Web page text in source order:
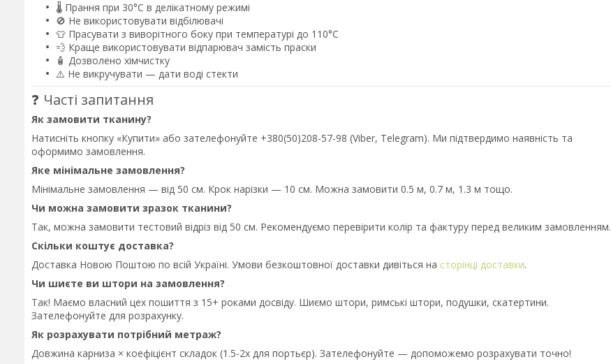
🌡️ Прання при 30°C в делікатному режимі
🚫 Не використовувати відбілювачі
👕 Прасувати з виворітного боку при температурі до 110°C
💨 Краще використовувати відпарювач замість праски
🧴 Дозволено хімчистку
⚠️ Не викручувати — дати воді стекти
❓ Часті запитання
Як замовити тканину?
Натисніть кнопку «Купити» або зателефонуйте +380(50)208-57-98 (Viber, Telegram). Ми підтвердимо наявність та
оформимо замовлення.
Яке мінімальне замовлення?
Мінімальне замовлення — від 50 см. Крок нарізки — 10 см. Можна замовити 0.5 м, 0.7 м, 1.3 м тощо.
Чи можна замовити зразок тканини?
Так, можна замовити тестовий відріз від 50 см. Рекомендуємо перевірити колір та фактуру перед великим замовленням.
Скільки коштує доставка?
Доставка Новою Поштою по всій Україні. Умови безкоштовної доставки дивіться на сторінці доставки.
Чи шиєте ви штори на замовлення?
Так! Маємо власний цех пошиття з 15+ роками досвіду. Шиємо штори, римські штори, подушки, скатертини.
Зателефонуйте для розрахунку.
Як розрахувати потрібний метраж?
Довжина карниза × коефіцієнт складок (1.5-2x для портьєр). Зателефонуйте — допоможемо розрахувати точно!